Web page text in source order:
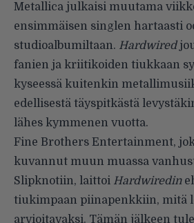
Metallica julkaisi muutama
ensimmäisen singlen hartaasti
studioalbumiltaan. Hardwired
fanien ja kriitikoiden tiukkaan
kyseessä kuitenkin
edellisestä täyspitkästä
lähes kymmenen vuotta.
Fine Brothers Entertainment,
kuvannut muun muassa
Slipknotiin, laittoi Hardwiredin
tiukimpaan piinapenkkiin, mitä
arvioitavaksi. Tämän jälkeen